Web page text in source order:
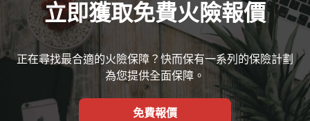
立即獲取免費火險報價
正在尋找最合適的火險保障？快而保有一系列的保險計劃
為您提供全面保障。
免費報價